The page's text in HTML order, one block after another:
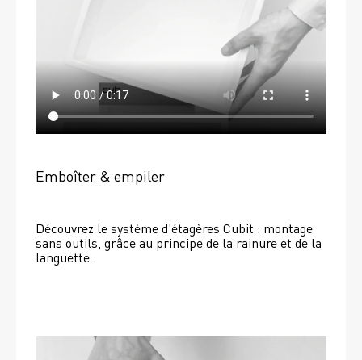
Emboîter & empiler
Découvrez le système d'étagères Cubit : montage
sans outils, grâce au principe de la rainure et de la
languette.